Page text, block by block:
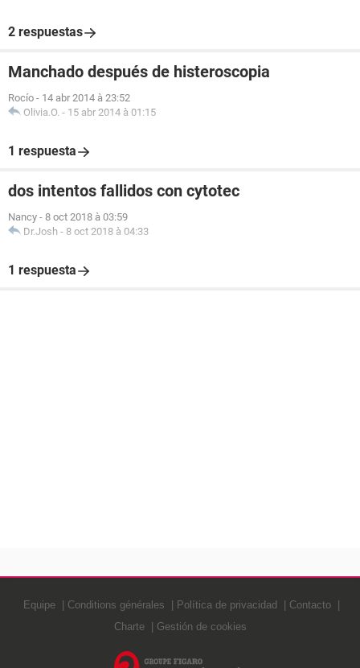
2 respuestas
Manchado después de histeroscopia
Rocío - 14 abr 2014 à 23:52
Olivia.O. - 15 abr 2014 à 01:15
1 respuesta
dos intentos fallidos con cytotec
Nancy - 8 oct 2018 à 03:59
Dr.Josh - 8 oct 2018 à 04:33
1 respuesta
Equipe Conditions générales Política de privacidad
Contacto
Charte
Gestión de cookies